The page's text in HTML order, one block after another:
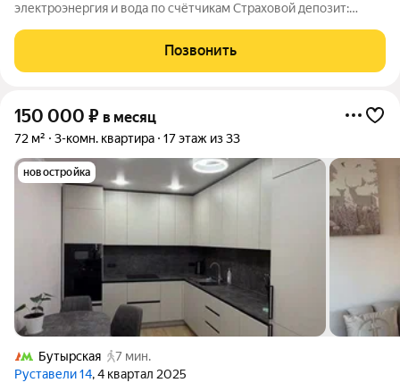
электроэнергия и вода по счётчикам Страховой депозит:
двумя частями) Комиссия агентства: 30% при заселении
Потолки: 3,10 м Комнаты: 20 - 15 - 14,5 кв.м.
Позвонить
150 000 ₽ в месяц
72 м² 3-комн. квартира 17 этаж из 33
новостройка
Бутырская
7 мин.
Руставели 14, 4 квартал 2025